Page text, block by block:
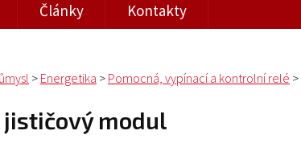
Články Kontakty
> Energetika > Pomocná, vypínací a kontrolní relé >
jističový modul